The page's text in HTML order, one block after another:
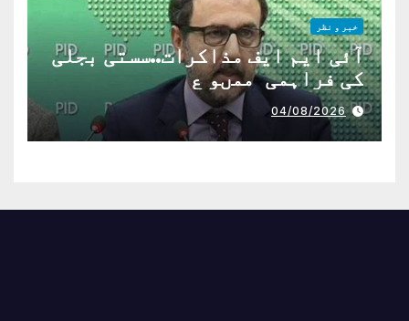
خبر و نظر
آئی ایم ایف مذاکرات..سستی بجلی
کی فراہمی ممںو ع
04/08/2026